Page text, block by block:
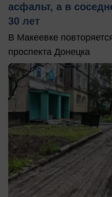
асфальт, а в
30 лет
В Макеевке
проспекта Донецка